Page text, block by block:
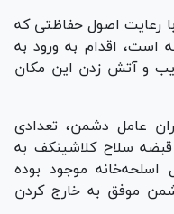
رعایت اصول حفاظتی که
است، اقدام به ورود به
و آتش زدن این مکان
عامل دشمن، تعدادی
و مهمات نظامی از جمله ۲۰ قبضه سلاح کلاشینکف به
داخل اسلحه‌خانه موجود بوده
موفق به خارج کردن